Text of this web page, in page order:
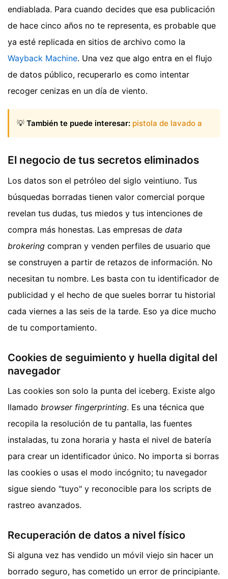
endiablada. Para cuando decides que esa publicación
de hace cinco años no te representa, es probable que
ya esté replicada en sitios de archivo como la
Wayback Machine. Una vez que algo entra en el flujo
de datos público, recuperarlo es como intentar
recoger cenizas en un día de viento.
💡 También te puede interesar: pistola de lavado a
El negocio de tus secretos eliminados
Los datos son el petróleo del siglo veintiuno. Tus
búsquedas borradas tienen valor comercial porque
revelan tus dudas, tus miedos y tus intenciones de
compra más honestas. Las empresas de data
brokering compran y venden perfiles de usuario que
se construyen a partir de retazos de información. No
necesitan tu nombre. Les basta con tu identificador de
publicidad y el hecho de que sueles borrar tu historial
cada viernes a las seis de la tarde. Eso ya dice mucho
de tu comportamiento.
Cookies de seguimiento y huella digital del
navegador
Las cookies son solo la punta del iceberg. Existe algo
llamado browser fingerprinting. Es una técnica que
recopila la resolución de tu pantalla, las fuentes
instaladas, tu zona horaria y hasta el nivel de batería
para crear un identificador único. No importa si borras
las cookies o usas el modo incógnito; tu navegador
sigue siendo "tuyo" y reconocible para los scripts de
rastreo avanzados.
Recuperación de datos a nivel físico
Si alguna vez has vendido un móvil viejo sin hacer un
borrado seguro, has cometido un error de principiante.